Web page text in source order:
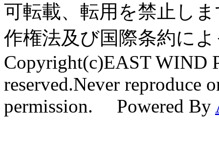
可転載、転用を禁止し
作権法及び国際条約に
Copyright(c)EAST WIND
reserved.Never reproduce
permission. Powered By